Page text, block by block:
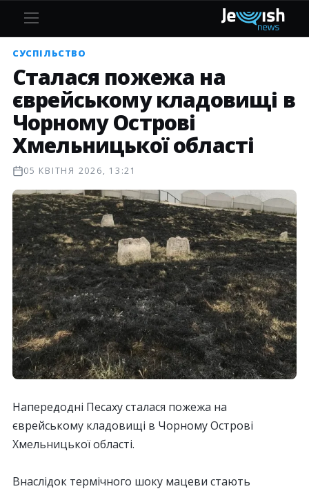
СУСПІЛЬСТВО
Cталася пожежа на
єврейському кладовищі в
Чорному Острові
Хмельницької області
05 КВІТНЯ 2026, 13:21
Напередодні Песаху сталася пожежа на
єврейському кладовищі в Чорному Острові
Хмельницької області.
Внаслідок термічного шоку мацеви стають